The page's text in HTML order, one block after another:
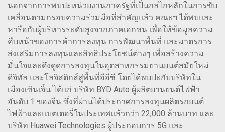
นอกจากการพบปะหน่วยงานภาครัฐที่เป็นกลไกหลักในการขับ
เคลื่อนตามกรอบความร่วมมือที่สำคัญแล้ว คณะฯ ได้พบและ
หารือกับผู้บริหารระดับสูงจากภาคเอกชน เพื่อให้ข้อมูลความ
คืบหน้าของการค้าการลงทุน การพัฒนาพื้นที่ และมาตรการ
ส่งเสริมการลงทุนและสิทธิประโยชน์ต่างๆ เพื่อสร้างความ
มั่นใจและดึงดูดการลงทุนในอุตสาหกรรมยานยนต์สมัยใหม่
ดิจิทัล และโลจิสติกส์สู่พื้นที่อีอีซี โดยได้พบปะกับบริษัทใน
เมืองเซินเจิ้น ได้แก่ บริษัท BYD Auto ผู้ผลิตยานยนต์ไฟฟ้า
อันดับ 1 ของจีน ซึ่งที่ผ่านได้ประกาศการลงทุนผลิตรถยนต์
ไฟฟ้าและแบตเตอรี่ในประเทศแล้วกว่า 22,000 ล้านบาท และ
บริษัท Huawei Technologies ผู้ประกอบการ 5G และ